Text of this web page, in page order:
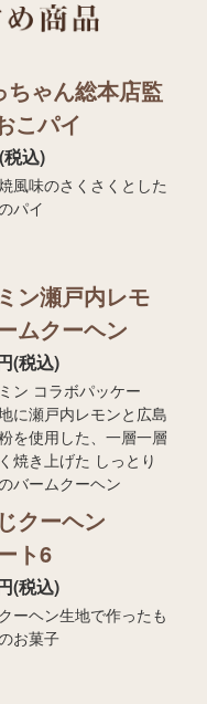
ちゃん総本店監
こパイ
込)
風味のさくさくとした
パイ
ン瀬戸内レモ
ムクーヘン
(税込)
ン コラボパッケー
に瀬戸内レモンと広島
を使用した、一層一層
焼き上げた しっとり
バームクーヘン
クーヘン
ト6
(税込)
ーヘン生地で作ったも
お菓子